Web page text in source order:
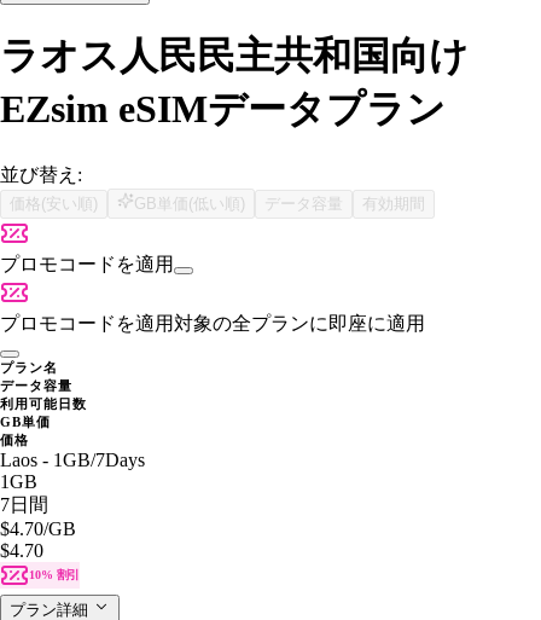
ラオス人民民主共和国向け
EZsim eSIMデータプラン
並び替え:
価格(安い順) GB単価(低い順) データ容量 有効期間
プロモコードを適用
プロモコードを適用対象の全プランに即座に適用
プラン名
データ容量
利用可能日数
GB単価
価格
Laos - 1GB/7Days
1GB
7日間
$4.70/GB
$4.70
10% 割引
プラン詳細